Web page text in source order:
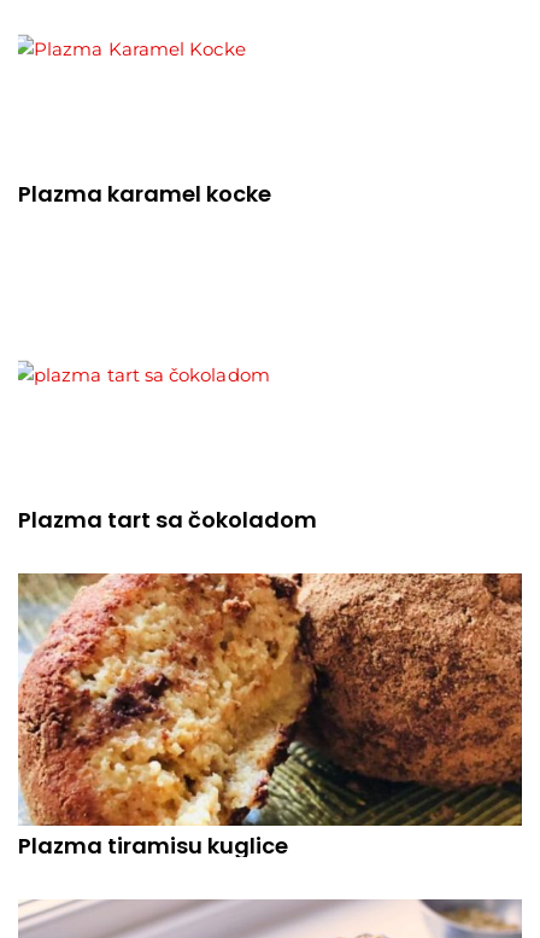
Plazma karamel kocke
Plazma tart sa čokoladom
Plazma tiramisu kuglice